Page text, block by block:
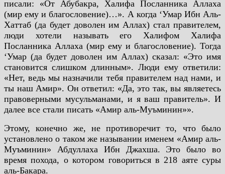
писали: «От Абубакра, Халифа Посланника Аллаха
(мир ему и благословение)…». А когда ‘Умар Ибн Аль-
Хаттаб (да будет доволен им Аллах) стал правителем,
люди хотели называть его Халифом Халифа
Посланника Аллаха (мир ему и благословение). Тогда
‘Умар (да будет доволен им Аллах) сказал: «Это имя
становится слишком длинным». Люди ему ответили:
«Нет, ведь мы назначили тебя правителем над нами, и
ты наш Амир». Он ответил: «Да, это так, вы являетесь
правоверными мусульманами, и я ваш правитель». И
далее все стали писать «Амир аль-Муъминин»».
Этому, конечно же, не противоречит то, что было
установлено о таком же назывании именем «Амир аль-
Муъминин» Абдуллаха Ибн Джахша. Это было во
время похода, о котором говориться в 218 аяте суры
аль-Бакара.